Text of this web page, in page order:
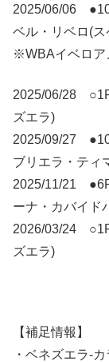
2025/06/06
ベル・リベロ(ス
※WBAイベロア
2025/06/28
ズエラ)
2025/09/27
ブリエラ・ティ
2025/11/21
ーナ・カバイド
2026/03/24
ズエラ)
【補足情報】
・ベネズエラ-カ